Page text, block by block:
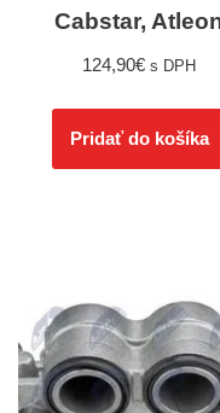
Cabstar,
124,90€ s DPH
Pridať do košíka